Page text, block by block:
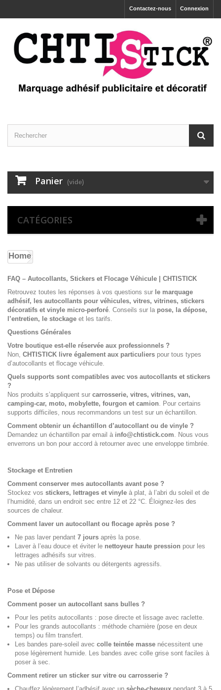
Connexion
Contactez-nous
Panier (vide)
CATÉGORIES
Home
FAQ – Autocollants, Stickers et Flocage Véhicule | CHTISTICK
Retrouvez toutes les réponses à vos questions sur le marquage
adhésif, les autocollants pour véhicules, vitres, vitrines, stickers
décoratifs et vinyle micro-perforé. Conseils sur la pose, la dépose,
l’entretien, le stockage et les tarifs.
Questions Générales
Votre boutique est-elle réservée aux professionnels ?
Non, CHTISTICK livre également aux particuliers pour tous types
d’autocollants et flocage véhicule.
Quels supports sont compatibles avec vos autocollants et stickers
?
Nos produits s’appliquent sur carrosserie, vitres, vitrines, van,
camping-car, moto, mobylette, fourgon et camion. Pour certains
supports difficiles, nous recommandons un test sur un échantillon.
Comment obtenir un échantillon d’autocollant ou de vinyle ?
Demandez un échantillon par email à info@chtistick.com. Nous vous
enverrons un bon pour accord à retourner avec une enveloppe timbrée.
Stockage et Entretien
Comment conserver mes autocollants avant pose ?
Stockez vos stickers, lettrages et vinyle à plat, à l’abri du soleil et de
l’humidité, dans un endroit sec entre 12 et 22 °C. Éloignez-les des
sources de chaleur.
Comment laver un autocollant ou flocage après pose ?
Ne pas laver pendant 7 jours après la pose.
Laver à l’eau douce et éviter le nettoyeur haute pression pour les
lettrages adhésifs sur vitres.
Ne pas utiliser de solvants ou détergents agressifs.
Pose et Dépose
Comment poser un autocollant sans bulles ?
Pour les petits autocollants : pose directe et lissage avec raclette.
Pour les grands autocollants : méthode charnière (pose en deux
temps) ou film transfert.
Les bandes pare-soleil avec colle teintée masse nécessitent une
pose légèrement humide. Les bandes avec colle grise sont faciles à
poser à sec.
Comment retirer un sticker sur vitre ou carrosserie ?